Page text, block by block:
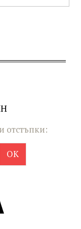
отстъпки: